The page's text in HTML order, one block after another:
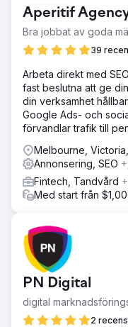
Aperitif
Bra jobbat av goda
39
Arbeta direkt med
fast beslutna att ge
din verksamhet
Google Ads- och
förvandlar trafik till
Melbourne,
Annonsering, SEO
Fintech, Tandvård
Med start från
PN Digital
digital
2